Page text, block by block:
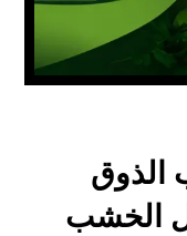
الذوق
الخشب